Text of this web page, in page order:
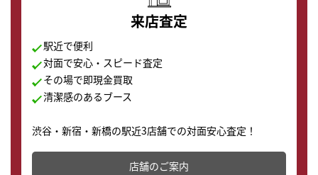
来店査定
駅近で便利
対面で安心・スピード査定
その場で即現金買取
清潔感のあるブース
渋谷・新宿・新橋の駅近3店舗での対面安心査定！
その場で現金買取致します。渋谷本店では、時計販売の
店舗を併設しており、下取りに出してお得に新しい時計
店舗のご案内